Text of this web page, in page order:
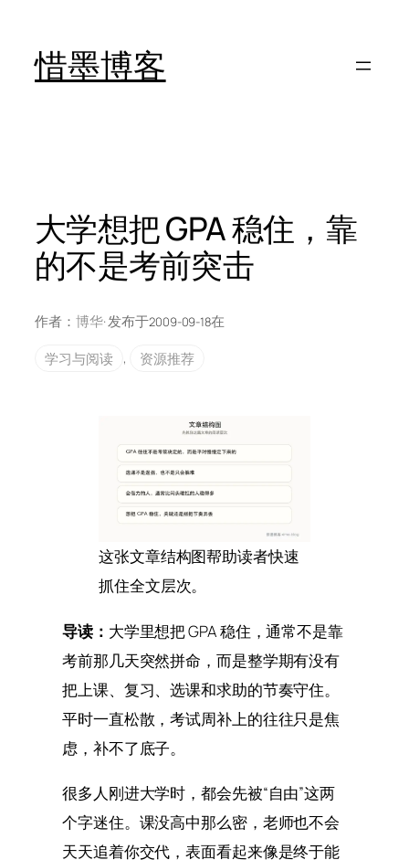
惜墨博客
大学想把 GPA 稳住，靠
的不是考前突击
作者： 博华· 发布于2009-09-18在
学习与阅读
, 资源推荐
这张文章结构图帮助读者快速
抓住全文层次。
导读： 大学里想把 GPA 稳住，通常不是靠
考前那几天突然拼命，而是整学期有没有
把上课、复习、选课和求助的节奏守住。
平时一直松散，考试周补上的往往只是焦
虑，补不了底子。
很多人刚进大学时，都会先被“自由”这两
个字迷住。课没高中那么密，老师也不会
天天追着你交代，表面看起来像是终于能